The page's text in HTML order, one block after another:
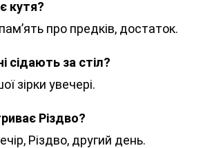
кутя?
про предків, достаток.
сідають за стіл?
зірки увечері.
Різдво?
Різдво, другий день.